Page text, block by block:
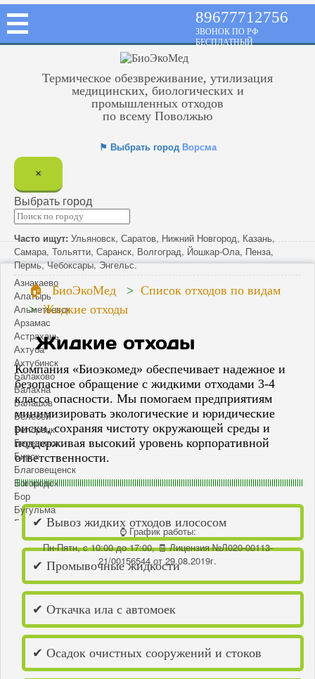
⚑ Выбрать город Ворсма
×
Выбрать город
Часто ищут: Ульяновск,Саратов,Нижний Новгород,Казань,
Самара, Тольятти, Саранск, Волгоград, Йошкар-Ола, Пенза,
Пермь,Чебоксары,Энгельс.
Азнакаево
Алатырь
Альметьевск
Арзамас
Астрахань
Ахтуба
Ахтубинск
Балаково
Балахна
Балашов
Белебей
Белорецк
Березники
Бирск
Благовещенск
Богородск
Бор
Бугульма
Бугуруслан
Бузулук
Васильсурск
Волгоград
Волжский
Ворсма
Выкса
Вятские Поляны
Городец
Горьковское море
Дзержинск
⌚ График работы:
Пн-Пятн, с 10:00 до 17:00, 🧾 Лицензия №Л020-00113-
21/00156544 от 29.08.2019г.
Термическое обезвреживание, утилизация
медицинских, биологических и
промышленных отходов
по всему Поволжью
89677712756
ЗВОНОК ПО РФ
БЕСПЛАТНЫЙ
БиоЭкоМед
Список отходов по видам
Жидкие отходы
Жидкие отходы
Компания «Биоэкомед» обеспечивает надежное и
безопасное обращение с жидкими отходами 3-4
класса опасности. Мы помогаем предприятиям
минимизировать экологические и юридические
риски, сохраняя чистоту окружающей среды и
поддерживая высокий уровень корпоративной
ответственности.
✔ Вывоз жидких отходов илососом
✔ Промывочные жидкости
✔ Откачка ила с автомоек
✔ Осадок очистных сооружений и стоков